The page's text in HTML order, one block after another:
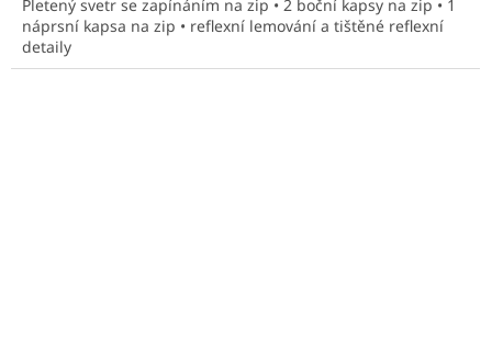
5
hvězdiček.
Pletený svetr se zapínáním na zip • 2 boční kapsy na zip • 1
náprsní kapsa na zip • reflexní lemování a tištěné reflexní
detaily